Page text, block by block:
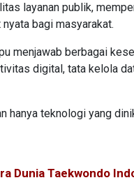
layanan publik,
bagi masyarakat.
menjawab berbagai
digital, tata kelola
hanya teknologi yang
Dunia Taekwondo